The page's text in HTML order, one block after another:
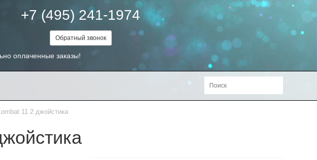
+7 (495) 241-1974
Обратный звонок
оплаченные заказы!
11 2 джойстика